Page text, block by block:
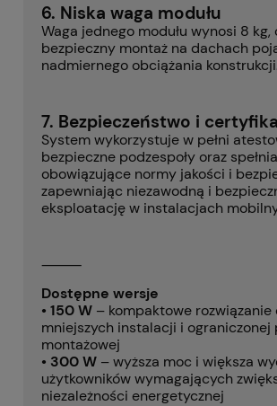
6. Niska waga modułu
Waga jednego modułu wynosi 8 kg,
bezpieczny montaż na dachach
nadmiernego obciążania
7. Bezpieczeństwo i
System wykorzystuje w pełni
bezpieczne podzespoły oraz spełnia
obowiązujące normy jakości i
zapewniając niezawodną i
eksploatację w instalacjach
⸻
Dostępne wersje
• 150 W – kompaktowe rozwiązanie
mniejszych instalacji i ograniczonej
montażowej
• 300 W – wyższa moc i większa
użytkowników wymagających
niezależności energetycznej